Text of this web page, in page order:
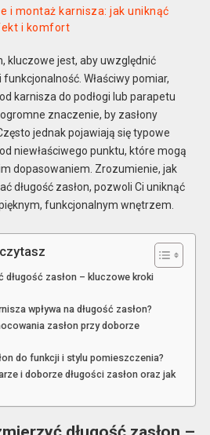
i montaż karnisza: jak uniknąć
i komfort
kluczowe jest, aby uwzględnić
Właściwy pomiar,
karnisza do podłogi lub parapetu
znaczenie, by zasłony
jednak pojawiają się typowe
niewłaściwego punktu, które mogą
dopasowaniem. Zrozumienie, jak
długość zasłon, pozwoli Ci uniknąć
funkcjonalnym wnętrzem.
długość zasłon – kluczowe kroki
wpływa na długość zasłon?
zasłon przy doborze
do funkcji i stylu pomieszczenia?
i doborze długości zasłon oraz jak